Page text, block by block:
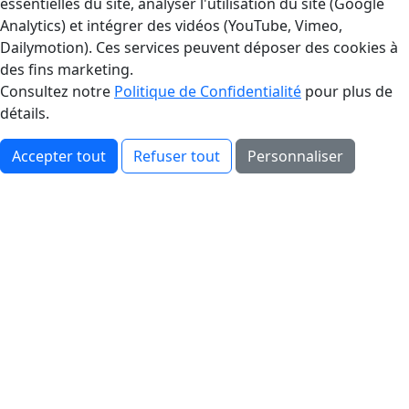
essentielles du site, analyser l'utilisation du site (Google
Analytics) et intégrer des vidéos (YouTube, Vimeo,
Dailymotion). Ces services peuvent déposer des cookies à
des fins marketing.
Consultez notre Politique de Confidentialité pour plus de
détails.
Accepter tout Refuser tout Personnaliser